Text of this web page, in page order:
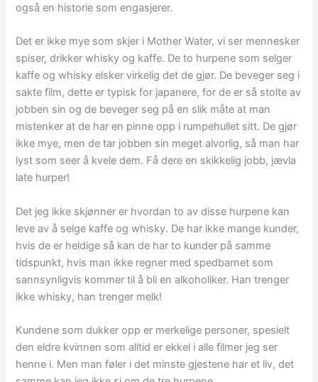
også en historie som engasjerer.
Det er ikke mye som skjer i Mother Water, vi ser mennesker
spiser, drikker whisky og kaffe. De to hurpene som selger
kaffe og whisky elsker virkelig det de gjør. De beveger seg i
sakte film, dette er typisk for japanere, for de er så stolte av
jobben sin og de beveger seg på en slik måte at man
mistenker at de har en pinne opp i rumpehullet sitt. De gjør
ikke mye, men de tar jobben sin meget alvorlig, så man har
lyst som seer å kvele dem. Få dere en skikkelig jobb, jævla
late hurper!
Det jeg ikke skjønner er hvordan to av disse hurpene kan
leve av å selge kaffe og whisky. De har ikke mange kunder,
hvis de er heldige så kan de har to kunder på samme
tidspunkt, hvis man ikke regner med spedbarnet som
sannsynligvis kommer til å bli en alkoholiker. Han trenger
ikke whisky, han trenger melk!
Kundene som dukker opp er merkelige personer, spesielt
den eldre kvinnen som alltid er ekkel i alle filmer jeg ser
henne i. Men man føler i det minste gjestene har et liv, det